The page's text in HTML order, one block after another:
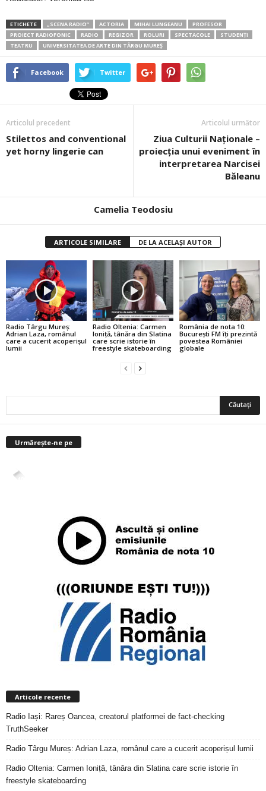
ETICHETE „SCENA RADIO” ACTORIA MIHAI LUNGEANU
PROFESOR
PROIECT RADIOFONIC
RADIO REGIZOR ROLURI SPECTACOLE
STUDENŢI
TEATRU
UNIVERSITATEA DE ARTE DIN TÂRGU MUREȘ
Facebook Twitter
Articolul precedent
Stilettos and conventional
yet horny lingerie can
Articolul următor
Ziua Culturii Naționale –
proiecția unui eveniment în
interpretarea Narcisei
Băleanu
Camelia Teodosiu
ARTICOLE SIMILARE DE LA ACELAȘI AUTOR
Radio Târgu Mureș:
Adrian Laza, românul
care a cucerit acoperișul
lumii
Radio Oltenia: Carmen
Ioniță, tânăra din Slatina
care scrie istorie în
freestyle skateboarding
România de nota 10:
București FM îți prezintă
povestea României
globale
Urmărește-ne pe
4,400
Articole recente
Radio Iași: Rareș Oancea, creatorul platformei de fact-checking
TruthSeeker
Radio Târgu Mureș: Adrian Laza, românul care a cucerit acoperișul lumii
Radio Oltenia: Carmen Ioniță, tânăra din Slatina care scrie istorie în
freestyle skateboarding